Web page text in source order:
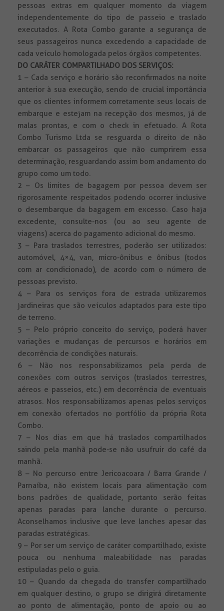
pessoas extras em qualquer momento da viagem
independentemente do tipo de passeio e traslado
executados. A Rota Combo garante a segurança de
seus passageiros nunca excedendo a capacidade de
cada veículo homologada pelos órgãos competentes.
DO CARÁTER COMPARTILHADO DOS SERVIÇOS:
1 – Cada serviço e horário são reconfirmados na noite
anterior à sua execução, sendo de crucial importância
que os clientes informem corretamente seus locais de
embarque e estejam na recepção dos mesmos, já de
malas prontas, e com o check in efetuado. A Rota
Combo Turismo Ltda se resguarda o direito de não
embarcar os passageiros que não cumprirem essa
determinação, resguardando assim bom andamento do
grupo como um todo.
2 – Os limites de bagagem por pessoa devem ser
rigorosamente respeitados podendo ocorrer inclusive
o desembarque da bagagem em excesso. Caso haja
excedente, consulte-nos (ou ao seu agente de
viagens) acerca do pagamento adicional do mesmo.
3 – Para traslados terrestres, poderão ser utilizados:
automóvel, 4×4, van, micro-ônibus e ônibus (todos
com ar condicionado), de acordo com o número de
pessoas previsto.
4 – Para os serviços fora de estrada utilizaremos
jardineiras que são veículos adaptados para este tipo
de terreno.
5 – Pelo próprio conceito do serviço, poderá haver
variações e mudanças de percursos e horários em
decorrência de condições naturais.
6 – Não nos responsabilizamos pela perda de
conexões com outros serviços (traslados terrestres,
aéreos e passeios, etc.) em decorrência de eventuais
atrasos. Nos responsabilizamos apenas pelos serviços
em conexão ofertados no portfólio da própria Rota
Combo.
7 – Nos dias em que há traslados compartilhados
saindo pela manhã pode-se não usufruir do café da
manhã.
8 – No percurso entre Jericoacoara / Barra Grande /
Parnaíba, não existem locais para alimentação com
bons padrões de qualidade, portanto serão feitas
apenas paradas para lanche durante o percurso.
Aconselhamos inclusive que leve lanches apesar das
paradas estratégicas.
9 – Por ser um serviço de caráter compartilhado, existe
pouca ou nenhuma maleabilidade nas paradas
estipuladas pelo o guia.
10 – Quando da chegada do transfer compartilhado
em qualquer destino, o grupo se dirigirá diretamente
ao ponto de alimentação, ponto de apoio ou ao